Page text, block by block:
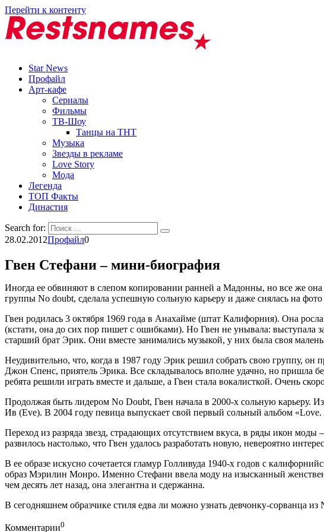
Перейти к контенту
Star News
Профайл
Арт-кафе
Сериалы
Фильмы
ТВ-Шоу
Танцы на ТНТ
Музыка
Звезды в рекламе
Love Story
Мода
Легенда
ТОП Факты
Династия
Search for:
28.02.2012Профайл0
Гвен Стефани – мини-биография
Иногда ее обвиняют в слепом копировании ранней а Мадонны, но все же она
группы No doubt, сделала успешную сольную карьеру и даже снялась на
Гвен родилась 3 октября 1969 года в Анахайме (штат Калифорния). Она
(кстати, она до сих пор пишет с ошибками). Но Гвен не унывала: выступала
старший брат Эрик. Они вместе занимались музыкой, у них была своя
Неудивительно, что, когда в 1987 году Эрик решил собрать свою группу, он
Джон Спенс, приятель Эрика. Все складывалось вполне удачно, но пришла
ребята решили играть вместе и дальше, а Гвен стала вокалисткой. Очень
Продолжая быть лидером No Doubt, Гвен начала в 2000-х сольную карьеру.
Ив (Eve). В 2004 году певица выпускает свой первый сольный альбом
Переход из разряда звезд, страдающих отсутствием вкуса, в ряды икон
развилось настолько, что Гвен удалось разработать новую, невероятно
В ее образе искусно сочетается гламур Голливуда 1940-х годов с
образ Мэрилин Монро. Именно Стефани ввела моду на изысканный
чем десять лет назад, она элегантна и сдержанна.
В сегодняшнем образчике стиля едва ли можно узнать девчонку-сорванца
Комментарии0